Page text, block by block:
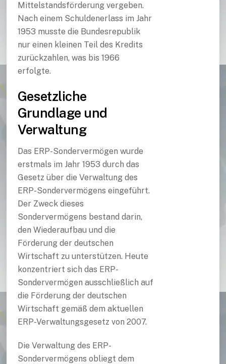
Mittelstandsförderung vergeben.
Nach einem Schuldenerlass im Jahr
1953 musste die Bundesrepublik
nur einen kleinen Teil des Kredits
zurückzahlen, was bis 1966
erfolgte.
Gesetzliche
Grundlage und
Verwaltung
Das ERP-Sondervermögen wurde
erstmals im Jahr 1953 durch das
Gesetz über die Verwaltung des
ERP-Sondervermögens eingeführt.
Der Zweck dieses
Sondervermögens bestand darin,
den Wiederaufbau und die
Förderung der deutschen
Wirtschaft zu unterstützen. Heute
konzentriert sich das ERP-
Sondervermögen ausschließlich auf
die Förderung der deutschen
Wirtschaft gemäß dem aktuellen
ERP-Verwaltungsgesetz von 2007.
Die Verwaltung des ERP-
Sondervermögens obliegt dem